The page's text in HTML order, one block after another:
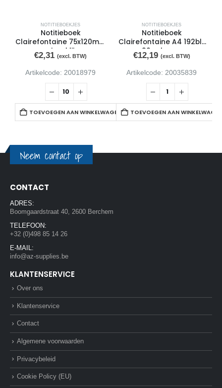
NOTITIEBOEKJES
Notitieboek
Clairefontaine 75x120mm
spiraal lijn
€2,31 (excl. BTW)
Artikelcode: 20018979
TOEVOEGEN AAN WINKELWAGEN
NOTITIEBOEKJES
Notitieboek
Clairefontaine A4 192blz
90gr ln ass
€12,19 (excl. BTW)
Artikelcode: 20035839
TOEVOEGEN AAN
Neem contact op
CONTACT
ADRES:
Boomgaardstraat 40, 2600 Berchem
TELEFOON:
+32 (0)498 85 14 26
E-MAIL:
info@az-supplies.be
KLANTENSERVICE
Over ons
Klantenservice
Contact
Algemene voorwaarden
Privacybeleid
Cookie Policy (EU)